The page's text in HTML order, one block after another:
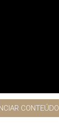
CONTEÚDO